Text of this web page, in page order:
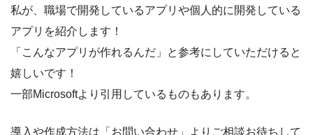
私が、職場で開発しているアプリや個人的に開発している
アプリを紹介します！
「こんなアプリが作れるんだ」と参考にしていただけると
嬉しいです！
一部Microsoftより引用しているものもあります。
導入や作成方法は「お問い合わせ」よりご相談お待ちして